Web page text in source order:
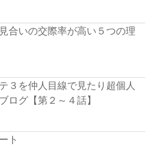
合いの交際率が高い５つの理
３を仲人目線で見たり超個人
ログ【第２～４話】
ト